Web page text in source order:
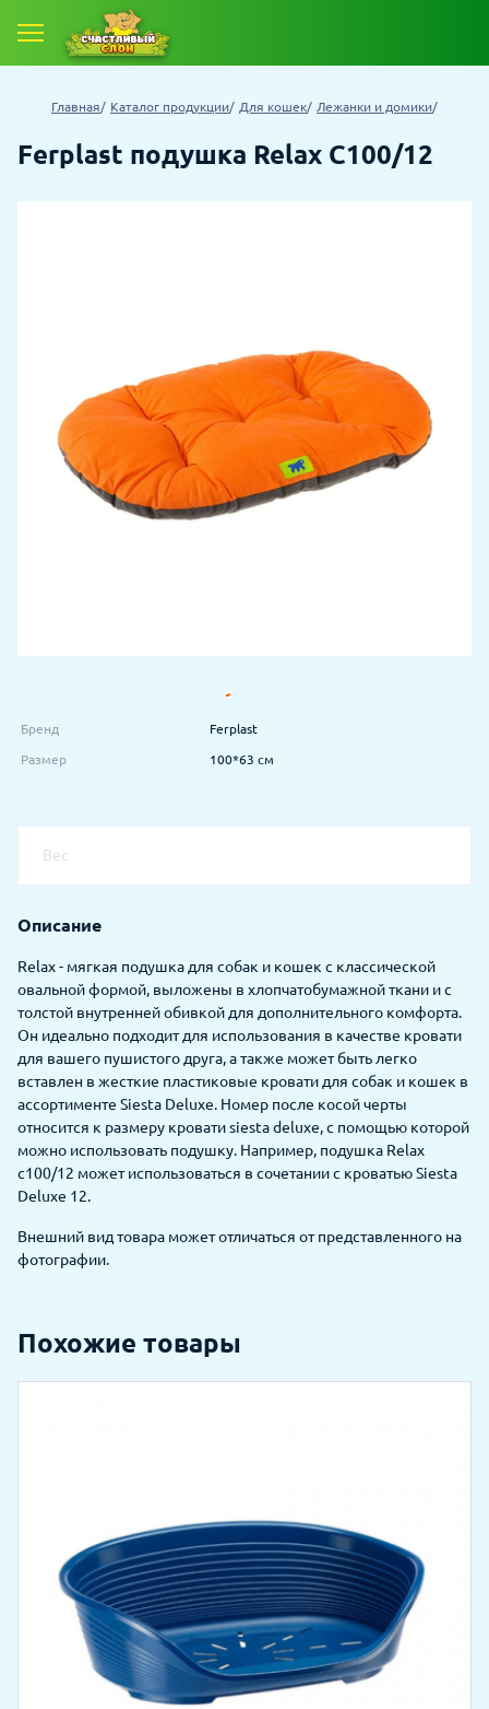
Главная Каталог продукции Для кошек Лежанки и домики
Ferplast подушка Relax C100/12
Бренд Ferplast
Размер 100*63 см
Вес
Описание
Relax - мягкая подушка для собак и кошек с классической
овальной формой, выложены в хлопчатобумажной ткани и с
толстой внутренней обивкой для дополнительного комфорта.
Он идеально подходит для использования в качестве кровати
для вашего пушистого друга, а также может быть легко
вставлен в жесткие пластиковые кровати для собак и кошек в
ассортименте Siesta Deluxe. Номер после косой черты
относится к размеру кровати siesta deluxe, с помощью которой
можно использовать подушку. Например, подушка Relax
с100/12 может использоваться в сочетании с кроватью Siesta
Deluxe 12.
Внешний вид товара может отличаться от представленного на
фотографии.
Похожие товары